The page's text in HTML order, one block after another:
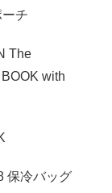
チ
The
with
保冷バッグ